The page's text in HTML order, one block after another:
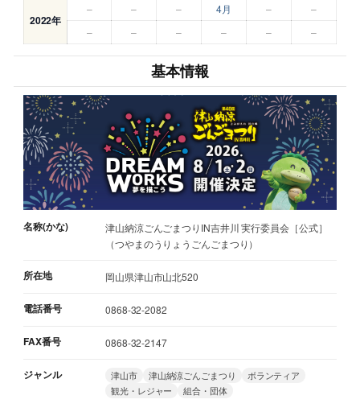
2022年
– – – 4月 –
–
–
– – – – –
基本情報
名称(かな)
津山納涼ごんごまつりIN吉井川 実行委員会［公式］
（つやまのうりょうごんごまつり）
所在地 岡山県津山市山北520
電話番号 0868-32-2082
FAX番号 0868-32-2147
ジャンル 津山市 津山納涼ごんごまつり
ボランティア
観光・レジャー
組合・団体